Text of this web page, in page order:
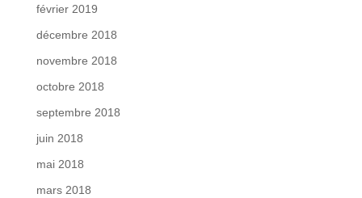
février 2019
décembre 2018
novembre 2018
octobre 2018
septembre 2018
juin 2018
mai 2018
mars 2018